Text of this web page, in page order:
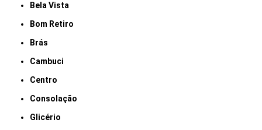
Bela Vista
Bom Retiro
Brás
Cambuci
Centro
Consolação
Glicério